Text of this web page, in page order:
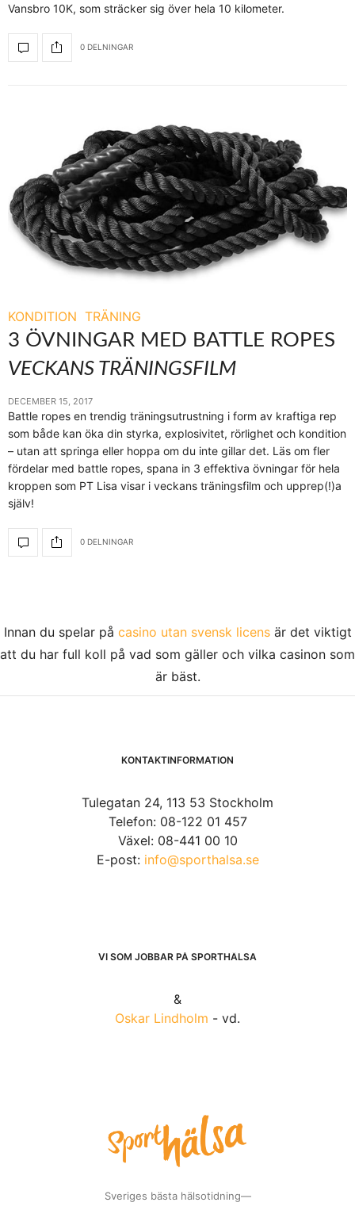
Vansbro 10K, som sträcker sig över hela 10 kilometer.
0 DELNINGAR
KONDITION TRÄNING
3 ÖVNINGAR MED BATTLE ROPES
VECKANS TRÄNINGSFILM
DECEMBER 15, 2017
Battle ropes en trendig träningsutrustning i form av kraftiga rep
som både kan öka din styrka, explosivitet, rörlighet och kondition
– utan att springa eller hoppa om du inte gillar det. Läs om fler
fördelar med battle ropes, spana in 3 effektiva övningar för hela
kroppen som PT Lisa visar i veckans träningsfilm och upprep(!)a
själv!
0 DELNINGAR
Innan du spelar på casino utan svensk licensär det viktigt
att du har full koll på vad som gäller och vilka casinon som
är bäst.
KONTAKTINFORMATION
Tulegatan 24, 113 53 Stockholm
Telefon: 08-122 01 457
Växel: 08-441 00 10
E-post: info@sporthalsa.se
VI SOM JOBBAR PÅ SPORTHÄLSA
&
Oskar Lindholm - vd.
Sveriges bästa hälsotidning—